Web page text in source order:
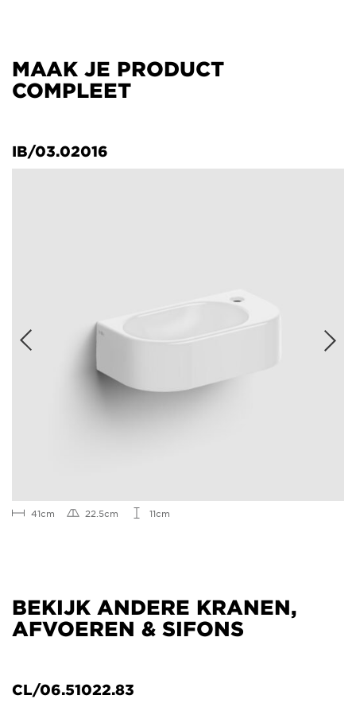
MAAK JE PRODUCT
COMPLEET
IB/03.02016
41cm 22.5cm 11cm
BEKIJK ANDERE KRANEN,
AFVOEREN & SIFONS
CL/06.51022.83